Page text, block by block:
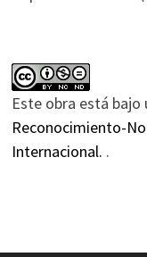
Este obra está bajo
Reconocimiento-
Internacional. .